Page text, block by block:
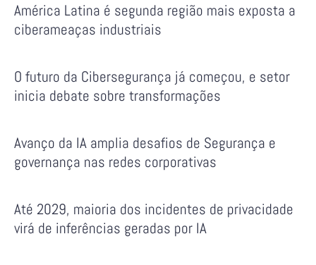
América Latina é segunda região mais exposta a
ciberameaças industriais
O futuro da Cibersegurança já começou, e setor
inicia debate sobre transformações
Avanço da IA amplia desafios de Segurança e
governança nas redes corporativas
Até 2029, maioria dos incidentes de privacidade
virá de inferências geradas por IA